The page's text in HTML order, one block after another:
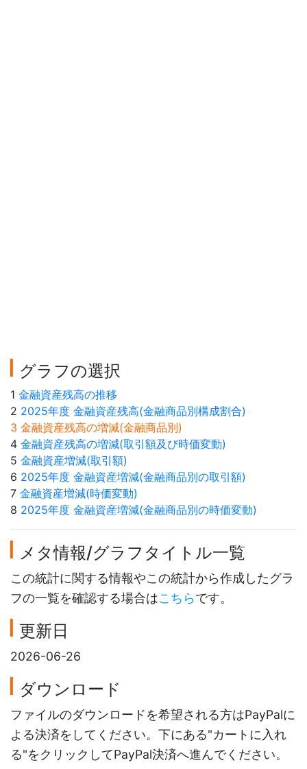
グラフの選択
1 金融資産残高の推移
2 2025年度 金融資産残高(金融商品別構成割合)
3 金融資産残高の増減(金融商品別)
4 金融資産残高の増減(取引額及び時価変動)
5 金融資産増減(取引額)
6 2025年度 金融資産増減(金融商品別の取引額)
7 金融資産増減(時価変動)
8 2025年度 金融資産増減(金融商品別の時価変動)
メタ情報/グラフタイトル一覧
この統計に関する情報やこの統計から作成したグラ
フの一覧を確認する場合はこちらです。
更新日
2026-06-26
ダウンロード
ファイルのダウンロードを希望される方はPayPalに
よる決済をしてください。下にある"カートに入れ
る"をクリックしてPayPal決済へ進んでください。